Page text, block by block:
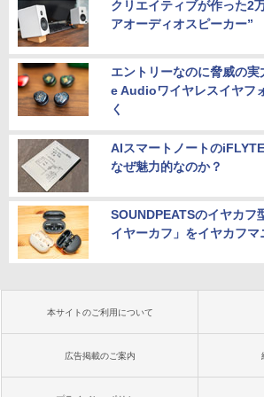
クリエイティブが作った2
アオーディオスピーカー”
エントリーなのに脅威の
e Audioワイヤレスイヤフ
く
AIスマートノートの
なぜ魅力的なのか？
SOUNDPEATSのイヤカフ
イヤーカフ」をイヤカフマ
本サイトのご利用について
広告掲載のご案内